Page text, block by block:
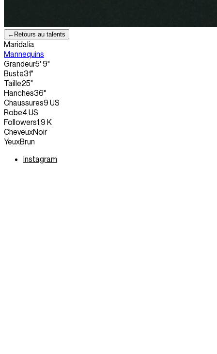
← Retours au talents
Maridalia
Mannequins
Grandeur5' 9"
Buste31"
Taille25"
Hanches36"
Chaussures9 US
Robe4 US
Followers1.9 K
CheveuxNoir
YeuxBrun
Instagram